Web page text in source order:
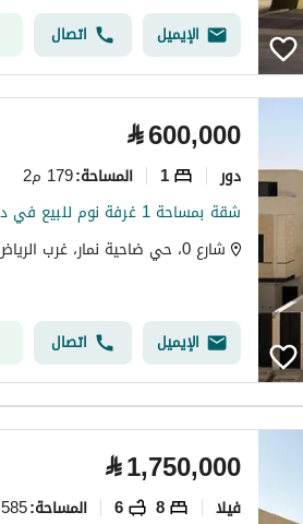
الإيميل اتصال
⃁600,000
دور 1 المساحة:179 م2
شقة بمساحة 1 غرفة نوم للبيع في دحيه نمار، الرياض
شارع 0، حي ضاحية نمار، غرب الرياض، الرياض
الإيميل اتصال
⃁1,750,000
فیلا 8
6 المساحة:585 م2